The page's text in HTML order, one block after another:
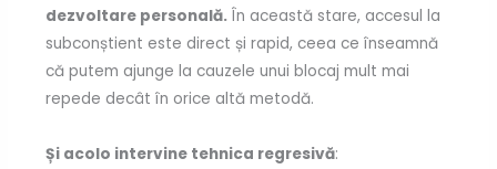
dezvoltare personală. În această stare, accesul la
subconștient este direct și rapid, ceea ce înseamnă
că putem ajunge la cauzele unui blocaj mult mai
repede decât în orice altă metodă.
Și acolo intervine tehnica regresivă: